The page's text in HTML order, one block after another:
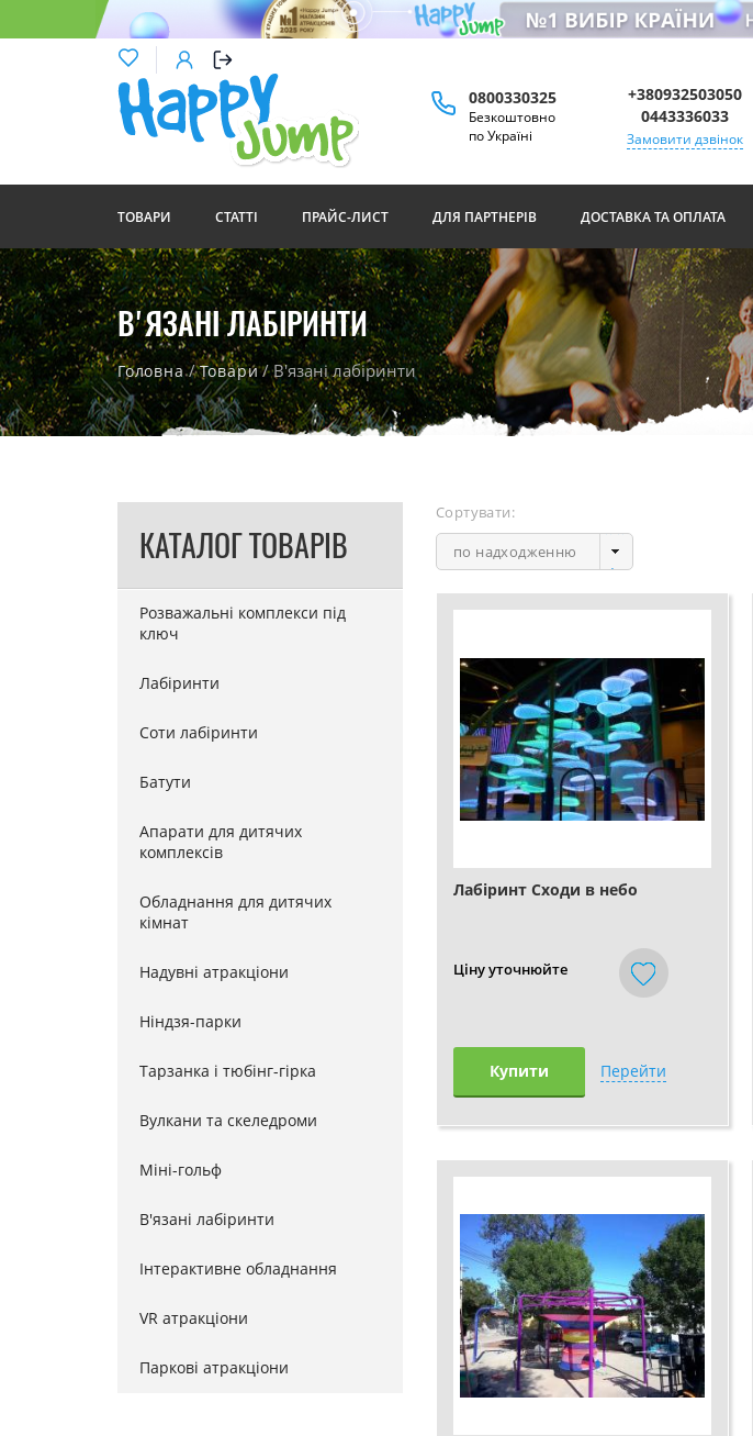
0800330325
Безкоштовно
по Україні
+380932503050
0443336033
Замовити дзвінок
ТОВАРИ СТАТТІ ПРАЙС-ЛИСТ ДЛЯ ПАРТНЕРІВ ДОСТАВКА ТА ОПЛАТА
В'ЯЗАНІ ЛАБІРИНТИ
Головна/Товари/ В'язані лабіринти
КАТАЛОГ ТОВАРІВ
Розважальні комплекси під
ключ
Лабіринти
Соти лабіринти
Батути
Апарати для дитячих
комплексів
Обладнання для дитячих
кімнат
Надувні атракціони
Ніндзя-парки
Тарзанка і тюбінг-гірка
Вулкани та скеледроми
Міні-гольф
В'язані лабіринти
Інтерактивне обладнання
VR атракціони
Паркові атракціони
Сортувати:
по надходженню
Лабіринт Сходи в небо
Ціну уточнюйте
Купити Перейти